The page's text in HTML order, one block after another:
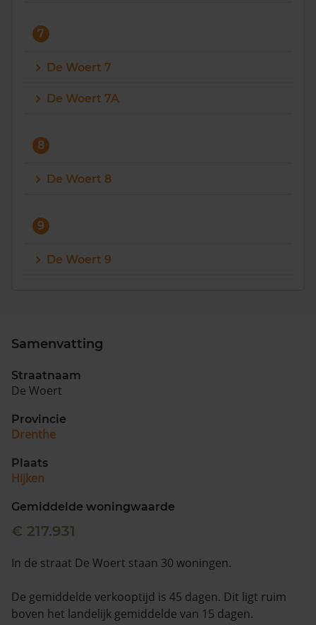
7
De Woert 7
De Woert 7A
8
De Woert 8
9
De Woert 9
Samenvatting
Straatnaam
De Woert
Provincie
Drenthe
Plaats
Hijken
Gemiddelde woningwaarde
€ 217.931
In de straat De Woert staan 30 woningen.
De gemiddelde verkooptijd is 45 dagen. Dit ligt ruim
boven het landelijk gemiddelde van 15 dagen.